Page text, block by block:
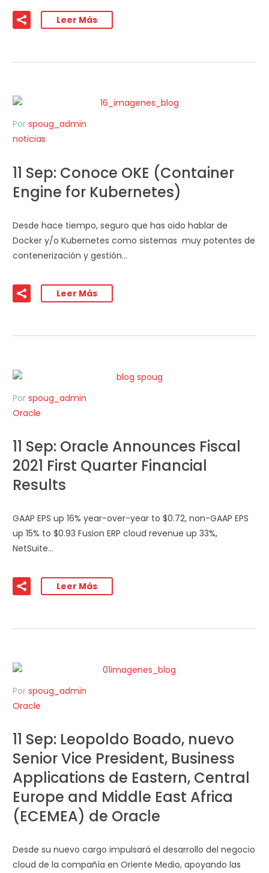
Leer Más
Por spoug_admin
noticias
11 Sep: Conoce OKE (Container
Engine for Kubernetes)
Desde hace tiempo, seguro que has oido hablar de
Docker y/o Kubernetes como sistemas muy potentes de
contenerización y gestión…
Leer Más
Por spoug_admin
Oracle
11 Sep: Oracle Announces Fiscal
2021 First Quarter Financial
Results
GAAP EPS up 16% year-over-year to $0.72, non-GAAP EPS
up 15% to $0.93 Fusion ERP cloud revenue up 33%,
NetSuite…
Leer Más
Por spoug_admin
Oracle
11 Sep: Leopoldo Boado, nuevo
Senior Vice President, Business
Applications de Eastern, Central
Europe and Middle East Africa
(ECEMEA) de Oracle
Desde su nuevo cargo impulsará el desarrollo del negocio
cloud de la compañía en Oriente Medio, apoyando las